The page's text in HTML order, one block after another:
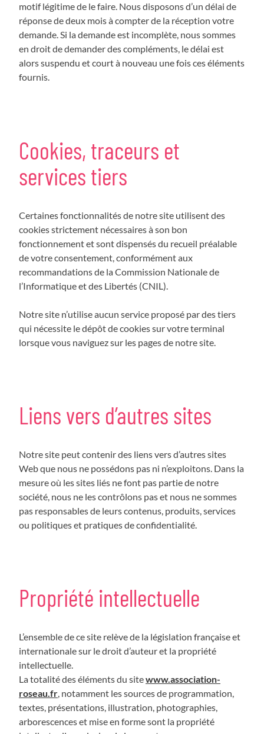
motif légitime de le faire. Nous disposons d’un délai de
réponse de deux mois à compter de la réception votre
demande. Si la demande est incomplète, nous sommes
en droit de demander des compléments, le délai est
alors suspendu et court à nouveau une fois ces éléments
fournis.
Cookies, traceurs et
services tiers
Certaines fonctionnalités de notre site utilisent des
cookies strictement nécessaires à son bon
fonctionnement et sont dispensés du recueil préalable
de votre consentement, conformément aux
recommandations de la Commission Nationale de
l’Informatique et des Libertés (CNIL).
Notre site n’utilise aucun service proposé par des tiers
qui nécessite le dépôt de cookies sur votre terminal
lorsque vous naviguez sur les pages de notre site.
Liens vers d’autres sites
Notre site peut contenir des liens vers d’autres sites
Web que nous ne possédons pas ni n’exploitons. Dans la
mesure où les sites liés ne font pas partie de notre
société, nous ne les contrôlons pas et nous ne sommes
pas responsables de leurs contenus, produits, services
ou politiques et pratiques de confidentialité.
Propriété intellectuelle
L’ensemble de ce site relève de la législation française et
internationale sur le droit d’auteur et la propriété
intellectuelle.
La totalité des éléments du sitewww.association-
roseau.fr, notamment les sources de programmation,
textes, présentations, illustration, photographies,
arborescences et mise en forme sont la propriété